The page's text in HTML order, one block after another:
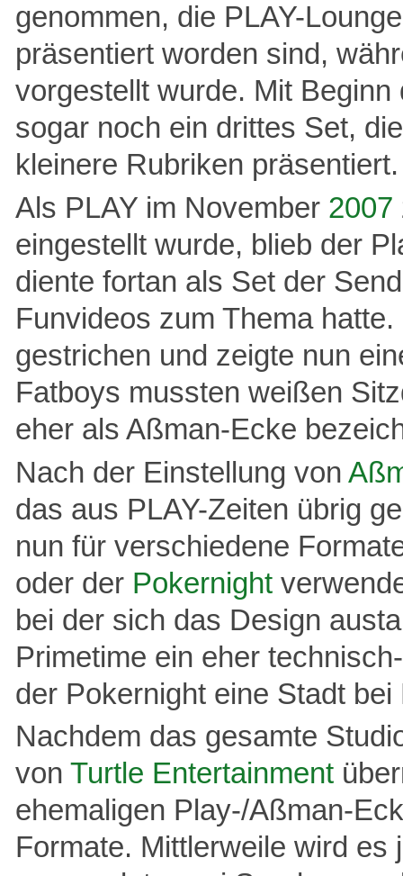
genommen, die PLAY-
präsentiert worden sind,
vorgestellt wurde. Mit
sogar noch ein drittes Set,
kleinere Rubriken präsentiert.
Als PLAY im November 2007
eingestellt wurde, blieb der
diente fortan als Set der
Funvideos zum Thema
gestrichen und zeigte nun
Fatboys mussten weißen
eher als Aßman-Ecke
Nach der Einstellung von
das aus PLAY-Zeiten übrig
nun für verschiedene
oder der Pokernight
bei der sich das Design
Primetime ein eher
der Pokernight eine Stadt
Nachdem das gesamte
von Turtle Entertainment
ehemaligen Play-/Aßman-
Formate. Mittlerweile wird es